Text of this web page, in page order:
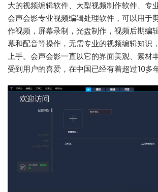
大的视频编辑软件、大型视频制作软件、专
会声会影专业视频编辑处理软件，可以用于
作视频，屏幕录制，光盘制作，视频后期编
幕和配音等操作，无需专业的视频编辑知识
上手。会声会影一直以它的界面美观、素材
受到用户的喜爱，在中国已经有着超过10多